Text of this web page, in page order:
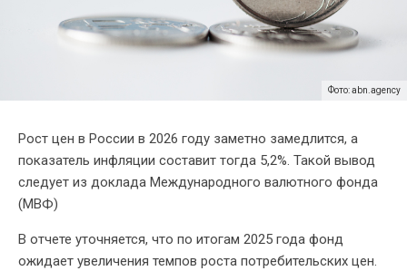
Фото: abn.agency
Рост цен в России в 2026 году заметно замедлится, а
показатель инфляции составит тогда 5,2%. Такой вывод
следует из доклада Международного валютного фонда
(МВФ)
В отчете уточняется, что по итогам 2025 года фонд
ожидает увеличения темпов роста потребительских цен.